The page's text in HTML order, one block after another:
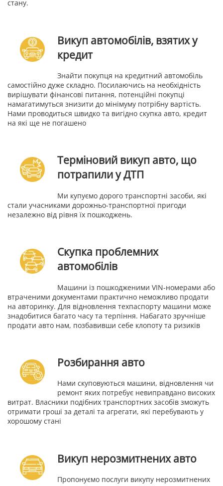
стану.
Викуп автомобілів, взятих у
кредит
Знайти покупця на кредитний автомобіль
самостійно дуже складно. Посилаючись на необхідність
вирішувати фінансові питання, потенційні покупці
намагатимуться знизити до мінімуму потрібну вартість.
Нами проводиться швидко та вигідно скупка авто, кредит
на які ще не погашено
Терміновий викуп авто, що
потрапили у ДТП
Ми купуємо дорого транспортні засоби, які
стали учасниками дорожньо-транспортної пригоди
незалежно від рівня їх пошкоджень.
Скупка проблемних
автомобілів
Машини із пошкодженими VIN-номерами або
втраченими документами практично неможливо продати
на авторинку. Для відновлення техпаспорту машини може
знадобитися багато часу та терпіння. Набагато зручніше
продати авто нам, позбавивши себе клопоту та ризиків
Розбирання авто
Нами скуповуються машини, відновлення чи
ремонт яких потребує невиправдано високих
витрат. Власники подібних транспортних засобів зможуть
отримати гроші за деталі та агрегати, які перебувають у
хорошому стані
Викуп нерозмитнених авто
Пропонуємо послуги викупу нерозмитнених